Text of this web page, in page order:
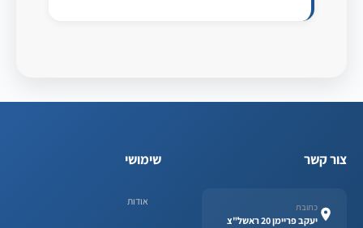
צור קשר
כתובת
יעקב פריימן 20 ראשל"צ
שימושי
אודות